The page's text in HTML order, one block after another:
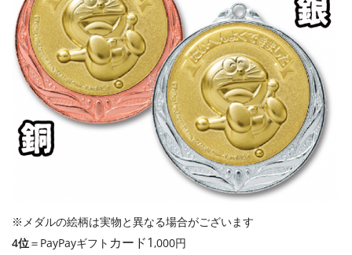
※メダルの絵柄は実物と異なる場合がございます
4位＝PayPayギフト カード1,000円